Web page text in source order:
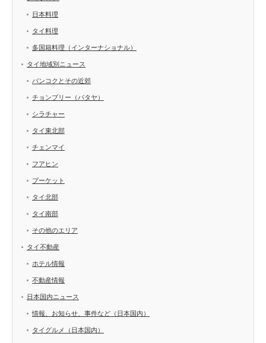
日本料理
タイ料理
多国籍料理（インターナショナル）
タイ地域別ニュース
バンコクとその近郊
チョンブリー（パタヤ）
シラチャー
タイ東北部
チェンマイ
フアヒン
プーケット
タイ北部
タイ南部
その他のエリア
タイ不動産
ホテル情報
不動産情報
日本国内ニュース
情報、お知らせ、事件など（日本国内）
タイグルメ（日本国内）